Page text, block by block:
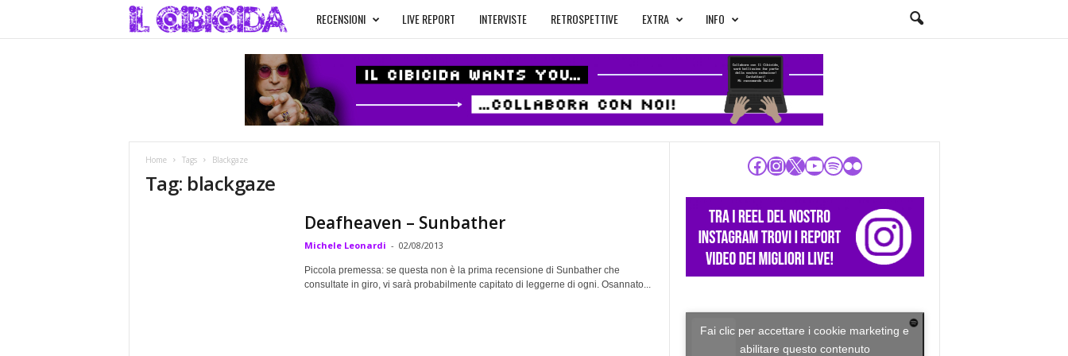
l
C
c
i
RECENSIONI LIVE REPORT INTERVISTE RETROSPETTIVE EXTRA INFO
Home Tags Blackgaze
Tag: blackgaze
Deafheaven – Sunbather
Michele Leonardi - 02/08/2013
Piccola premessa: se questa non è la prima recensione di Sunbather che
consultate in giro, vi sarà probabilmente capitato di leggerne di ogni. Osannato...
Facebook InstagramX YouTube Spotify Flickr
Fai clic per accettare i cookie marketing e
abilitare questo contenuto